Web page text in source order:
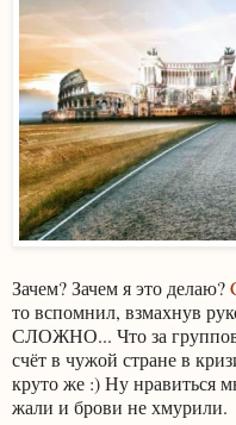
Зачем? Зачем я это делаю?
то вспомнил, взмахнув
СЛОЖНО... Что за
счёт в чужой стране в
круто же :) Ну нравиться
жали и брови не хмурили.